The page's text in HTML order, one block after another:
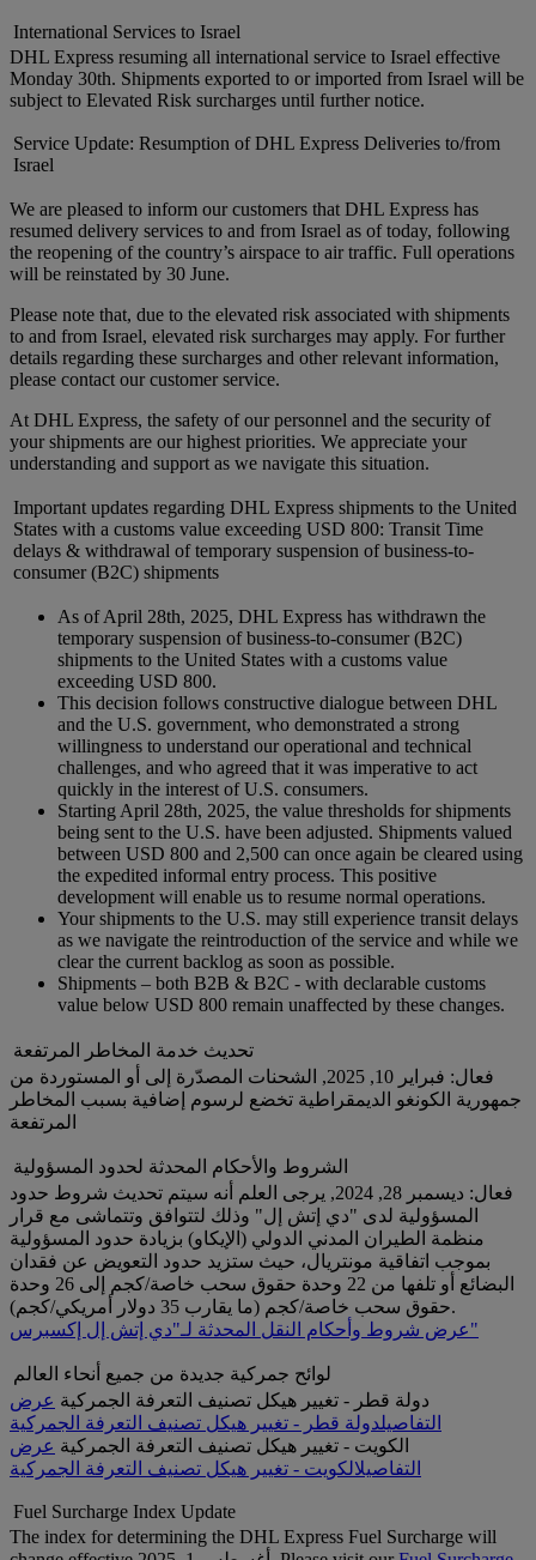
International Services to Israel
DHL Express resuming all international service to Israel effective
Monday 30th. Shipments exported to or imported from Israel will be
subject to Elevated Risk surcharges until further notice.
Service Update: Resumption of DHL Express Deliveries to/from
Israel
We are pleased to inform our customers that DHL Express has
resumed delivery services to and from Israel as of today, following
the reopening of the country’s airspace to air traffic. Full operations
will be reinstated by 30 June.
Please note that, due to the elevated risk associated with shipments
to and from Israel, elevated risk surcharges may apply. For further
details regarding these surcharges and other relevant information,
please contact our customer service.
At DHL Express, the safety of our personnel and the security of
your shipments are our highest priorities. We appreciate your
understanding and support as we navigate this situation.
Important updates regarding DHL Express shipments to the United
States with a customs value exceeding USD 800: Transit Time
delays & withdrawal of temporary suspension of business-to-
consumer (B2C) shipments
As of April 28th, 2025, DHL Express has withdrawn the
temporary suspension of business-to-consumer (B2C)
shipments to the United States with a customs value
exceeding USD 800.
This decision follows constructive dialogue between DHL
and the U.S. government, who demonstrated a strong
willingness to understand our operational and technical
challenges, and who agreed that it was imperative to act
quickly in the interest of U.S. consumers.
Starting April 28th, 2025, the value thresholds for shipments
being sent to the U.S. have been adjusted. Shipments valued
between USD 800 and 2,500 can once again be cleared using
the expedited informal entry process. This positive
development will enable us to resume normal operations.
Your shipments to the U.S. may still experience transit delays
as we navigate the reintroduction of the service and while we
clear the current backlog as soon as possible.
Shipments – both B2B & B2C - with declarable customs
value below USD 800 remain unaffected by these changes.
تحديث خدمة المخاطر المرتفعة
فعال: فبراير 10, 2025, الشحنات المصدّرة إلى أو المستوردة من
جمهورية الكونغو الديمقراطية تخضع لرسوم إضافية بسبب المخاطر
المرتفعة
الشروط والأحكام المحدثة لحدود المسؤولية
فعال: ديسمبر 28, 2024, يرجى العلم أنه سيتم تحديث شروط حدود
المسؤولية لدى "دي إتش إل" وذلك لتتوافق وتتماشى مع قرار
منظمة الطيران المدني الدولي (الإيكاو) بزيادة حدود المسؤولية
بموجب اتفاقية مونتريال، حيث ستزيد حدود التعويض عن فقدان
البضائع أو تلفها من 22 وحدة حقوق سحب خاصة/كجم إلى 26 وحدة
حقوق سحب خاصة/كجم (ما يقارب 35 دولار أمريكي/كجم).
عرض شروط وأحكام النقل المحدثة لـ"دي إتش إل إكسبرس"
لوائح جمركية جديدة من جميع أنحاء العالم
دولة قطر - تغيير هيكل تصنيف التعرفة الجمركية عرض
التفاصيلدولة قطر - تغيير هيكل تصنيف التعرفة الجمركية
الكويت - تغيير هيكل تصنيف التعرفة الجمركية عرض
التفاصيلالكويت - تغيير هيكل تصنيف التعرفة الجمركية
Fuel Surcharge Index Update
The index for determining the DHL Express Fuel Surcharge will